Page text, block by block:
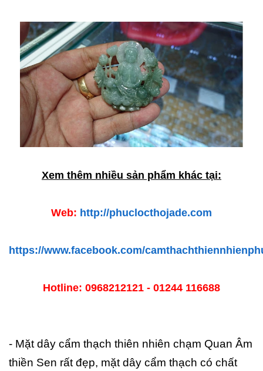
Xem thêm nhiều sản phẩm khác tại:
Web: http://phuclocthojade.com
https://www.facebook.com/
Hotline: 0968212121 - 01244 116688
- Mặt dây cẩm thạch thiên nhiên chạm Quan Âm
thiền Sen rất đẹp, mặt dây cẩm thạch có chất